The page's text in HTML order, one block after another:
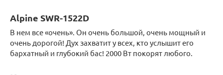
Alpine SWR-1522D
В нем все «очень». Он очень большой, очень мощный и
очень дорогой! Дух захватит у всех, кто услышит его
бархатный и глубокий бас! 2000 Вт покорят любого.